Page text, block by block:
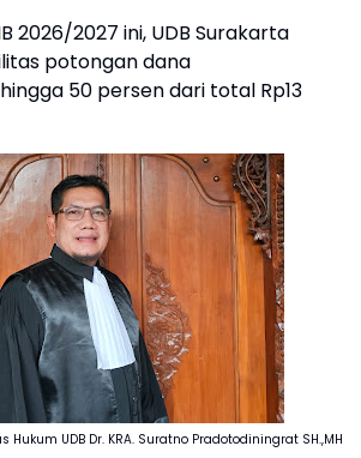
2026/2027 ini, UDB Surakarta
potongan dana
50 persen dari total Rp13
Hukum UDB Dr. KRA. Suratno Pradotodiningrat SH.,MH